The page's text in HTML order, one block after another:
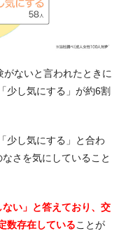
ないと言われたときに
少し気にする」が約6割
少し気にする」と合わ
さを気にしていること
い」と答えており、交
数存在していることが